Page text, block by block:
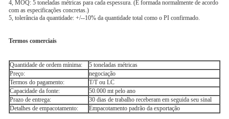
4, MOQ: 5 toneladas métricas para cada espessura. (É formada normalmente de acordo
com as especificações concretas.)
5, tolerância da quantidade: +/--10% da quantidade total como o PI confirmado.
Termos comerciais
Quantidade de ordem mínima:
5 toneladas métricas
Preço:
negociação
Termos do pagamento:
T/T ou LC
Capacidade da fonte:
50.000 mt pelo ano
Prazo de entrega:
30 dias de trabalho receberam em seguida seu sinal
Detalhes de empacotamento:
Empacotamento padrão da exportação